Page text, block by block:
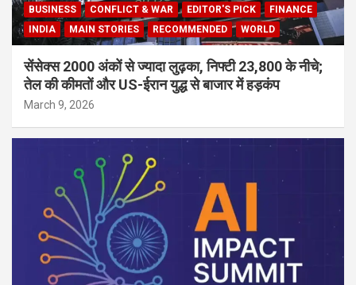
BUSINESS CONFLICT & WAR EDITOR'S PICK
FINANCE
INDIA
MAIN STORIES RECOMMENDED WORLD
सेंसेक्स 2000 अंकों से ज्यादा लुढ़का, निफ्टी 23,800 के नीचे;
तेल की कीमतों और US-ईरान युद्ध से बाजार में हड़कंप
March 9, 2026